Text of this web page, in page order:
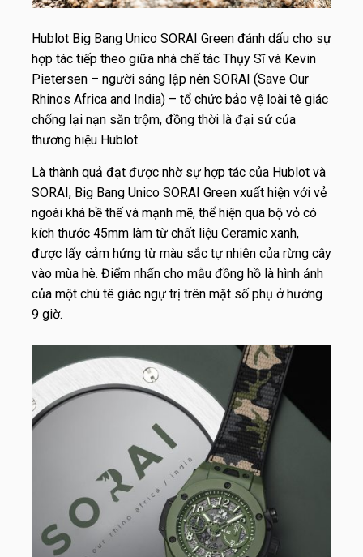
Hublot Big Bang Unico SORAI Green đánh dấu cho sự
hợp tác tiếp theo giữa nhà chế tác Thụy Sĩ và Kevin
Pietersen – người sáng lập nên SORAI (Save Our
Rhinos Africa and India) – tổ chức bảo vệ loài tê giác
chống lại nạn săn trộm, đồng thời là đại sứ của
thương hiệu Hublot.
Là thành quả đạt được nhờ sự hợp tác của Hublot và
SORAI, Big Bang Unico SORAI Green xuất hiện với vẻ
ngoài khá bề thế và mạnh mẽ, thể hiện qua bộ vỏ có
kích thước 45mm làm từ chất liệu Ceramic xanh,
được lấy cảm hứng từ màu sắc tự nhiên của rừng cây
vào mùa hè. Điểm nhấn cho mẫu đồng hồ là hình ảnh
của một chú tê giác ngự trị trên mặt số phụ ở hướng
9 giờ.